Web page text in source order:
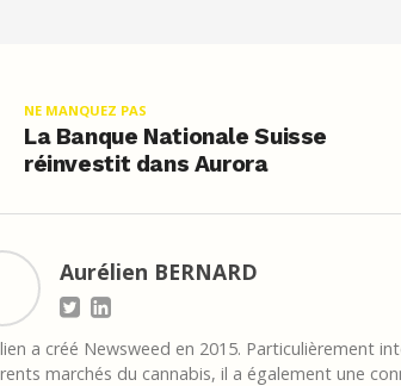
NE MANQUEZ PAS
La Banque Nationale Suisse
réinvestit dans Aurora
Aurélien BERNARD
a créé Newsweed en 2015. Particulièrement
marchés du cannabis, il a également une